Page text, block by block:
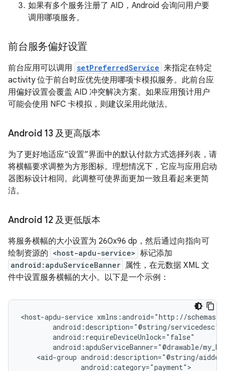
如果有多个服务注册了 AID，Android 会询问用户要
调用哪项服务。
前台服务偏好设置
前台应用可以调用 setPreferredService 来指定在特定
activity 位于前台时应优先使用哪项卡模拟服务。此前台应
用偏好设置会覆盖 AID 冲突解决方案。如果应用预计用户
可能会使用 NFC 卡模拟，则建议采用此做法。
Android 13 及更高版本
为了更好地适应“设置”界面中的默认付款方式选择列表，请
将横幅要求调整为方形图标。理想情况下，它应与应用启动
器图标设计相同。此调整可使界面更加一致且看起来更简
洁。
Android 12 及更低版本
将服务横幅的大小设置为 260x96 dp，然后通过向指向可
绘制资源的 <host-apdu-service> 标记添加
android:apduServiceBanner 属性，在元数据 XML 文
件中设置服务横幅的大小。以下是一个示例：
<host-apdu-service
<aid-group